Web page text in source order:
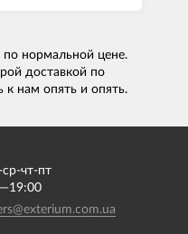
по нормальной цене.
доставкой по
к нам опять и опять.
ср-чт-пт